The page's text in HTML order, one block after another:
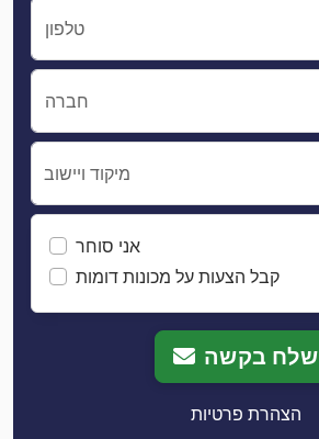
טלפון
חברה
מיקוד ויישוב
אני סוחר
קבל הצעות על מכונות דומות
שלח בקשה
הצהרת פרטיות